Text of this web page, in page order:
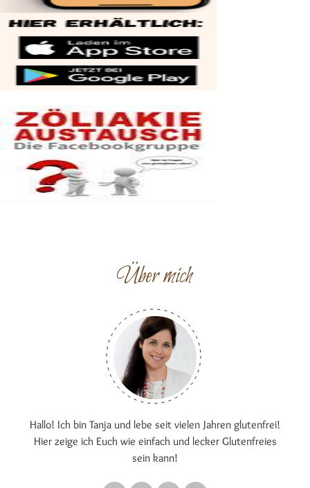
Über mich
Hallo! Ich bin Tanja und lebe seit vielen Jahren glutenfrei!
Hier zeige ich Euch wie einfach und lecker Glutenfreies
sein kann!